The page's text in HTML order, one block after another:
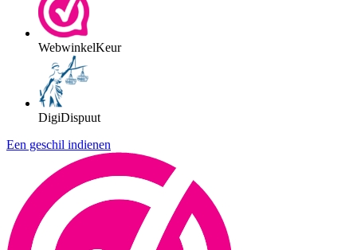
WebwinkelKeur
DigiDispuut
Een geschil indienen